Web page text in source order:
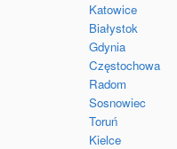
Katowice
Białystok
Gdynia
Częstochowa
Radom
Sosnowiec
Toruń
Kielce